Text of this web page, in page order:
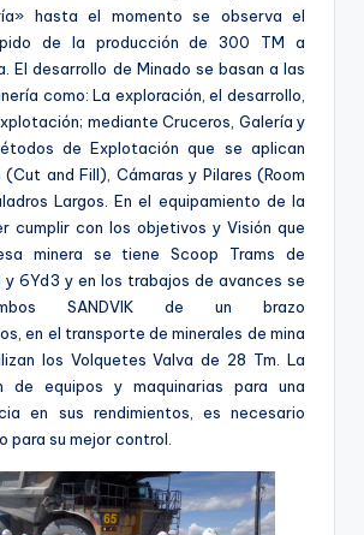
hasta el momento se observa el
de la producción de 300 TM a
El desarrollo de Minado se basan a las
como: La exploración, el desarrollo,
mediante Cruceros, Galería y
de Explotación que se aplican
and Fill), Cámaras y Pilares (Room
Largos. En el equipamiento de la
cumplir con los objetivos y Visión que
minera se tiene Scoop Trams de
y 6Yd3 y en los trabajos de avances se
SANDVIK de un brazo
en el transporte de minerales de mina
los Volquetes Valva de 28 Tm. La
de equipos y maquinarias para una
en sus rendimientos, es necesario
para su mejor control.